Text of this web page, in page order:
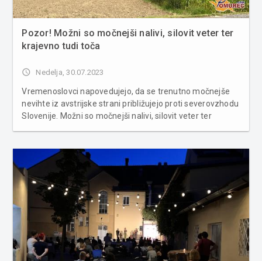
Pozor! Možni so močnejši nalivi, silovit veter ter
krajevno tudi toča
access_time Nedelja, 30.07.2023
Vremenoslovci napovedujejo, da se trenutno močnejše
nevihte iz avstrijske strani približujejo proti severovzhodu
Slovenije. Možni so močnejši nalivi, silovit veter ter
Goričkem. ...